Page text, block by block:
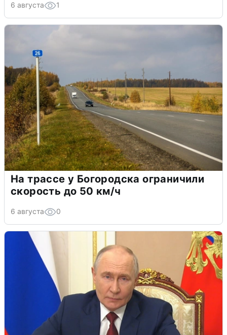
6 августа 1
На трассе у Богородска ограничили
скорость до 50 км/ч
6 августа 0